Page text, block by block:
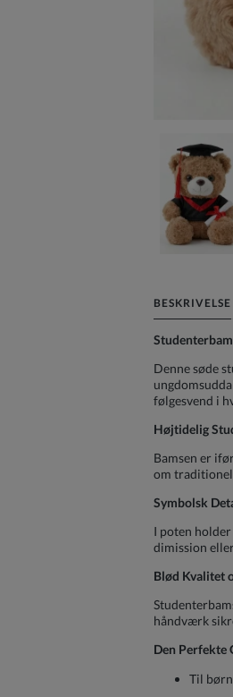
BESKRIVELSE
Denne søde
følgesvend i
Højtidelig
Bamsen er
om
Symbolsk
I poten
dimission
Blød Kvalitet
håndværk
Den Perfekte
Til